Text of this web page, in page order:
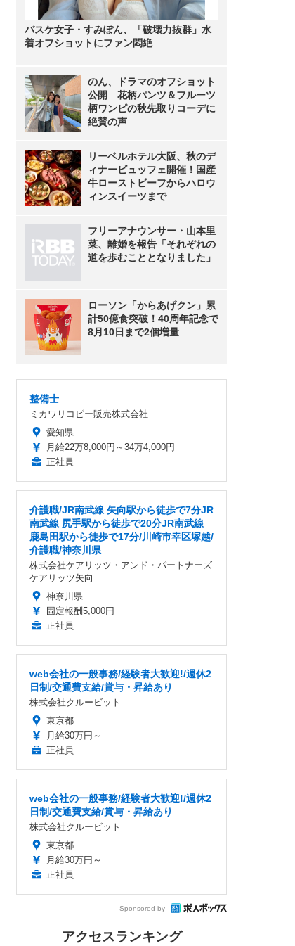
バスケ女子・すみぽん、「破壊力抜群」水
着オフショットにファン悶絶
のん、ドラマのオフショット
公開 花柄パンツ＆フルーツ
柄ワンピの秋先取りコーデに
絶賛の声
リーベルホテル大阪、秋のデ
ィナービュッフェ開催！国産
牛ローストビーフからハロウ
ィンスイーツまで
フリーアナウンサー・山本里
菜、離婚を報告「それぞれの
道を歩むこととなりました」
ローソン「からあげクン」累
計50億食突破！40周年記念で
8月10日まで2個増量
整備士
ミカワリコピー販売株式会社
愛知県
月給22万8,000円～34万4,000円
正社員
介護職/JR南武線 矢向駅から徒歩で7分JR
南武線 尻手駅から徒歩で20分JR南武線
鹿島田駅から徒歩で17分/川崎市幸区塚越/
介護職/神奈川県
株式会社ケアリッツ・アンド・パートナーズ
ケアリッツ矢向
神奈川県
固定報酬5,000円
正社員
web会社の一般事務/経験者大歓迎!/週休2
日制/交通費支給/賞与・昇給あり
株式会社クルービット
東京都
月給30万円～
正社員
web会社の一般事務/経験者大歓迎!/週休2
日制/交通費支給/賞与・昇給あり
株式会社クルービット
東京都
月給30万円～
正社員
Sponsored by
アクセスランキング